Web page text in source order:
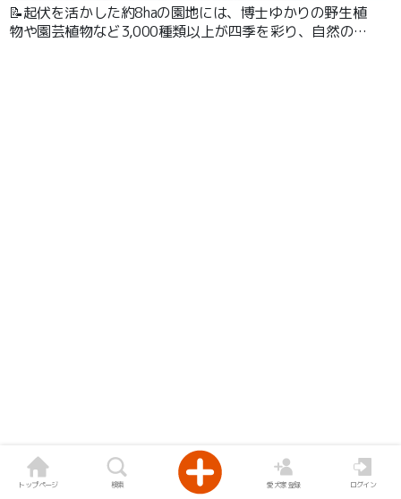
📝起伏を活かした約8haの園地には、博士ゆかりの野生植
物や園芸植物など3,000種類以上が四季を彩り、自然の中
トップページ 検索 愛犬家登録 ログイン